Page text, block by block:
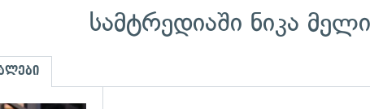
სამტრედიაში ნიკა